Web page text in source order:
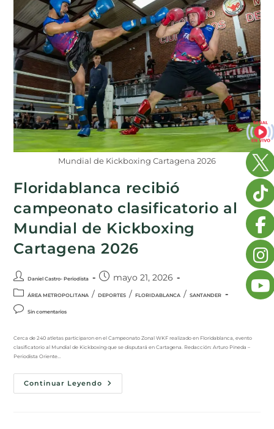
Mundial de Kickboxing Cartagena 2026
Floridablanca recibió
campeonato clasificatorio al
Mundial de Kickboxing
Cartagena 2026
Daniel Castro- Periodista mayo 21, 2026
ÁREA METROPOLITANA / DEPORTES / FLORIDABLANCA / SANTANDER
Sin comentarios
Cerca de 240 atletas participaron en el Campeonato Zonal WKF realizado en Floridablanca, evento
clasificatorio al Mundial de Kickboxing que se disputará en Cartagena. Redacción: Arturo Pineda –
Periodista Oriente…
Continuar Leyendo